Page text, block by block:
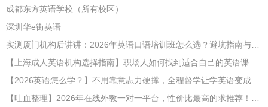
成都东方英语学校（所有校区）
深圳华e街英语
实测厦门机构后讲讲：2026年英语口语培训班怎么选？避坑指南与高效学习新范式
【上海成人英语机构选择指南】职场人如何找到适合自己的英语课程？
【2026英语怎么学？】不用靠意志力硬撑，全程督学让学英语变成日常习惯
【吐血整理】2026年在线外教一对一平台，性价比最高的求推荐！哪家效果好？